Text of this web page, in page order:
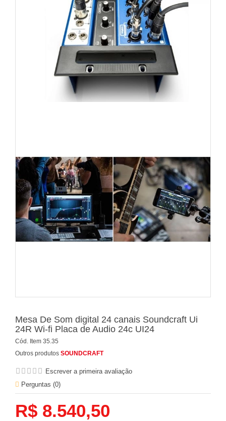
Mesa De Som digital 24 canais Soundcraft Ui
24R Wi-fi Placa de Audio 24c UI24
Cód. Item 35.35
Outros produtos SOUNDCRAFT
Escrever a primeira avaliação
Perguntas (0)
R$ 8.540,50